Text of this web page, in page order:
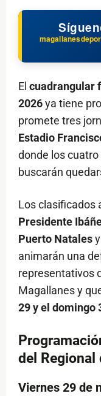
El cuadrangular
2026ya tiene
promete tres
Estadio
donde los
buscarán
Los clasificados
Presidente
Puerto Natalesy
animarán una
representativos
Magallanes y
29 y el domingo
del Regional
Viernes 29 de